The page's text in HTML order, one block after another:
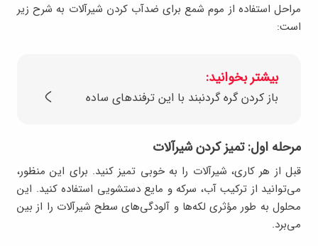
مراحل استفاده از موم شمع برای ضدآب کردن شیرآلات به شرح زیر
است:
بیشتر بخوانید:
باز کردن گره گردنبند با این ترفندهای ساده
مرحله اول: تمیز کردن شیرآلات
قبل از هر کاری، شیرآلات را به خوبی تمیز کنید. برای این منظور،
می‌توانید از ترکیب آب، سرکه و مایع دستشویی استفاده کنید. این
محلول به طور مؤثری لکه‌ها و آلودگی‌های سطح شیرآلات را از بین
می‌برد.